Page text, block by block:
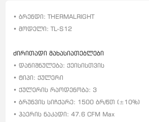
• ბრენდი: THERMALRIGHT
• მოდელი: TL-S12
ძირითადი მახასიათებლები
• დანიშნულება: ქეისისთვის
• ტიპი: ქულერი
• ქულერის რაოდენობა: 3
• ბრუნვის სიჩქარე: 1500 ბრ/წთ (±10%)
• ჰაერის ნაკადი: 47.6 CFM Max